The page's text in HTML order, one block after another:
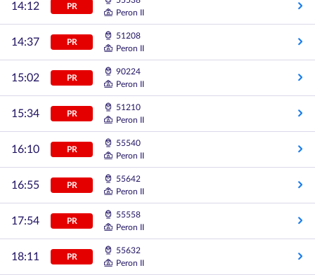
14:12 PR
Peron II
14:37 PR
51208
Peron II
15:02 PR
90224
Peron II
15:34 PR
51210
Peron II
16:10 PR
55540
Peron II
16:55 PR
55642
Peron II
17:54 PR
55558
Peron II
18:11 PR
55632
Peron II